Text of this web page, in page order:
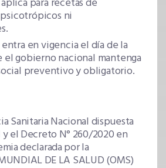
ni
en vigencia el día de la
el gobierno nacional mantenga
preventivo y obligatorio.
Sanitaria Nacional dispuesta
y el Decreto N° 260/2020 en
declarada por la
DE LA SALUD (OMS)